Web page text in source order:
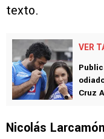
texto.
VER
Cruz
Nicolás